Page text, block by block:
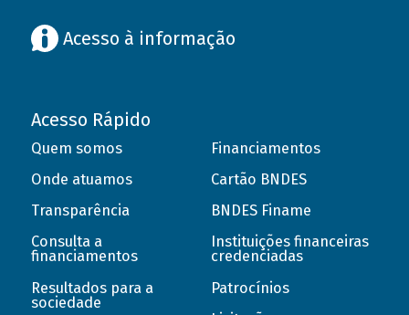
Acesso à informação
Acesso Rápido
Quem somos
Onde atuamos
Transparência
Consulta a
financiamentos
Resultados para a
sociedade
Financiamentos
Cartão BNDES
BNDES Finame
Instituições financeiras
credenciadas
Patrocínios